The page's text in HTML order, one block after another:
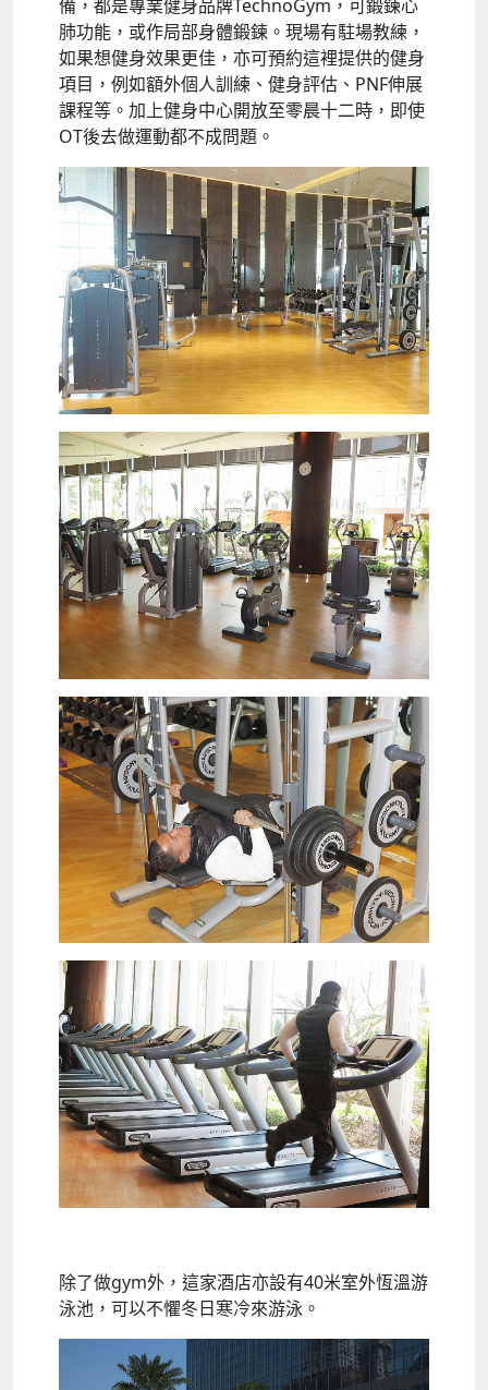
備，都是專業健身品牌TechnoGym，可鍛鍊心
肺功能，或作局部身體鍛鍊。現場有駐場教練，
如果想健身效果更佳，亦可預約這裡提供的健身
項目，例如額外個人訓練、健身評估、PNF伸展
課程等。加上健身中心開放至零晨十二時，即使
OT後去做運動都不成問題。
除了做gym外，這家酒店亦設有40米室外恆溫游
泳池，可以不懼冬日寒冷來游泳。